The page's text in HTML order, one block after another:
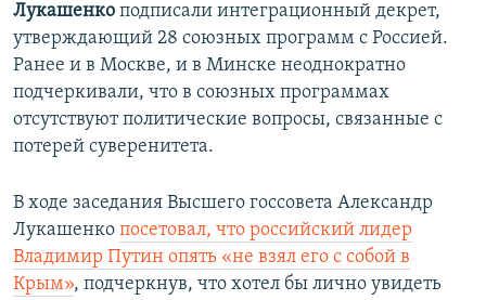
Лукашенко подписали интеграционный декрет,
утверждающий 28 союзных программ с Россией.
Ранее и в Москве, и в Минске неоднократно
подчеркивали, что в союзных программах
отсутствуют политические вопросы, связанные с
потерей суверенитета.
В ходе заседания Высшего госсовета Александр
Лукашенко посетовал, что российский лидер
Владимир Путин опять «не взял его с собой в
Крым», подчеркнув, что хотел бы лично увидеть